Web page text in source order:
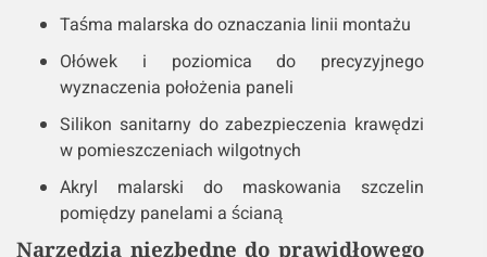
Taśma malarska do oznaczania linii montażu
Ołówek i poziomica do precyzyjnego
wyznaczenia położenia paneli
Silikon sanitarny do zabezpieczenia krawędzi
w pomieszczeniach wilgotnych
Akryl malarski do maskowania szczelin
pomiędzy panelami a ścianą
Narzędzia niezbędne do prawidłowego